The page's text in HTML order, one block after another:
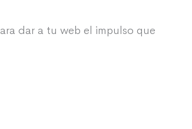
dar a tu web el impulso que